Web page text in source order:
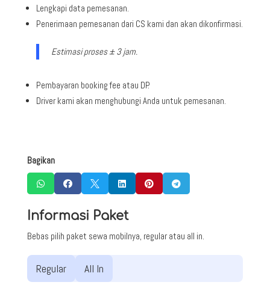
Lengkapi data pemesanan.
Penerimaan pemesanan dari CS kami dan akan dikonfirmasi.
Estimasi proses ± 3 jam.
Pembayaran booking fee atau DP.
Driver kami akan menghubungi Anda untuk pemesanan.
Bagikan
     
Informasi Paket
Bebas pilih paket sewa mobilnya, regular atau all in.
Regular All In